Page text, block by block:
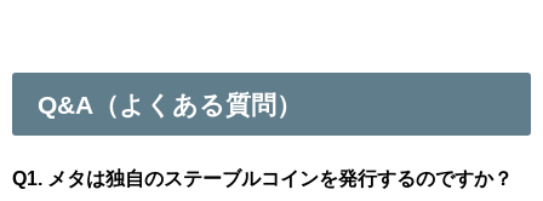
Q&A（よくある質問）
Q1. メタは独自のステーブルコインを発行するのですか？